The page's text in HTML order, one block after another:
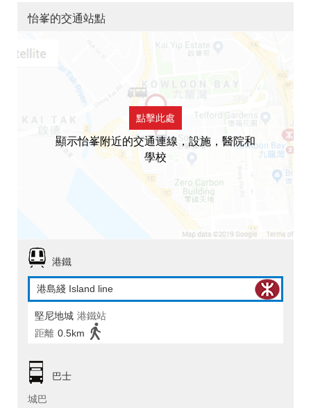
怡峯的交通站點
點擊此處
顯示怡峯附近的交通連線，設施，醫院和
學校
港鐵
港島綫 Island line
堅尼地城 港鐵站
距離 0.5km
巴士
城巴